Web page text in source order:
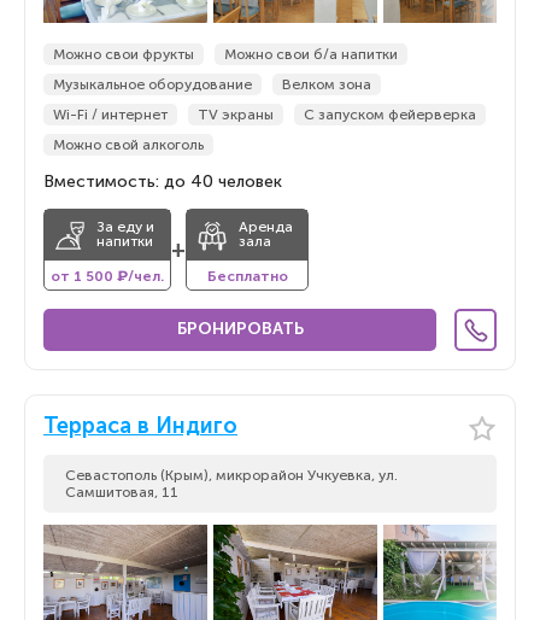
Можно свои фрукты
Можно свои б/а напитки
Музыкальное оборудование
Велком зона
Wi-Fi / интернет
TV экраны
С запуском фейерверка
Можно свой алкоголь
Вместимость: до 40 человек
За еду и
напитки
от 1 500 ₽/чел.
+
Аренда
зала
Бесплатно
БРОНИРОВАТЬ
Терраса в Индиго
Севастополь (Крым), микрорайон Учкуевка, ул.
Самшитовая, 11